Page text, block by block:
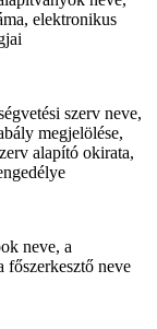
elektronikus
szerv neve,
megjelölése,
alapító okirata,
neve, a
főszerkesztő neve